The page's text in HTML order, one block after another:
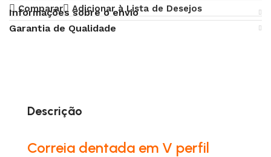
Comparar
Adicionar à Lista de Desejos
Informações sobre o envio
Garantia de Qualidade
Descrição
Correia dentada em V perfil